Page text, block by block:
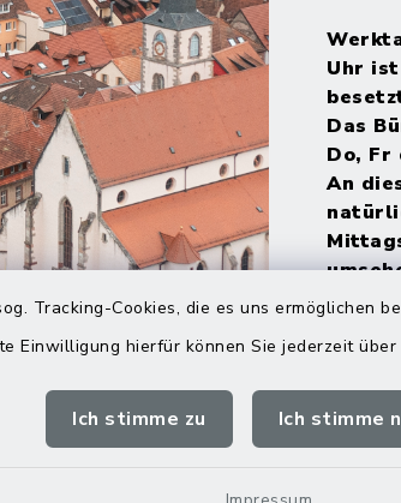
Tracking-Cookies, die es uns ermöglichen
Einwilligung hierfür können Sie jederzeit über
Ich stimme zu Ich stimme
Uhr
Das
Do, Fr
An